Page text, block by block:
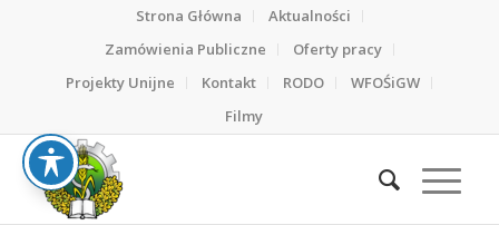
Strona Główna
Aktualności
Zamówienia Publiczne
Oferty pracy
Projekty Unijne
Kontakt RODO
WFOŚiGW
Filmy